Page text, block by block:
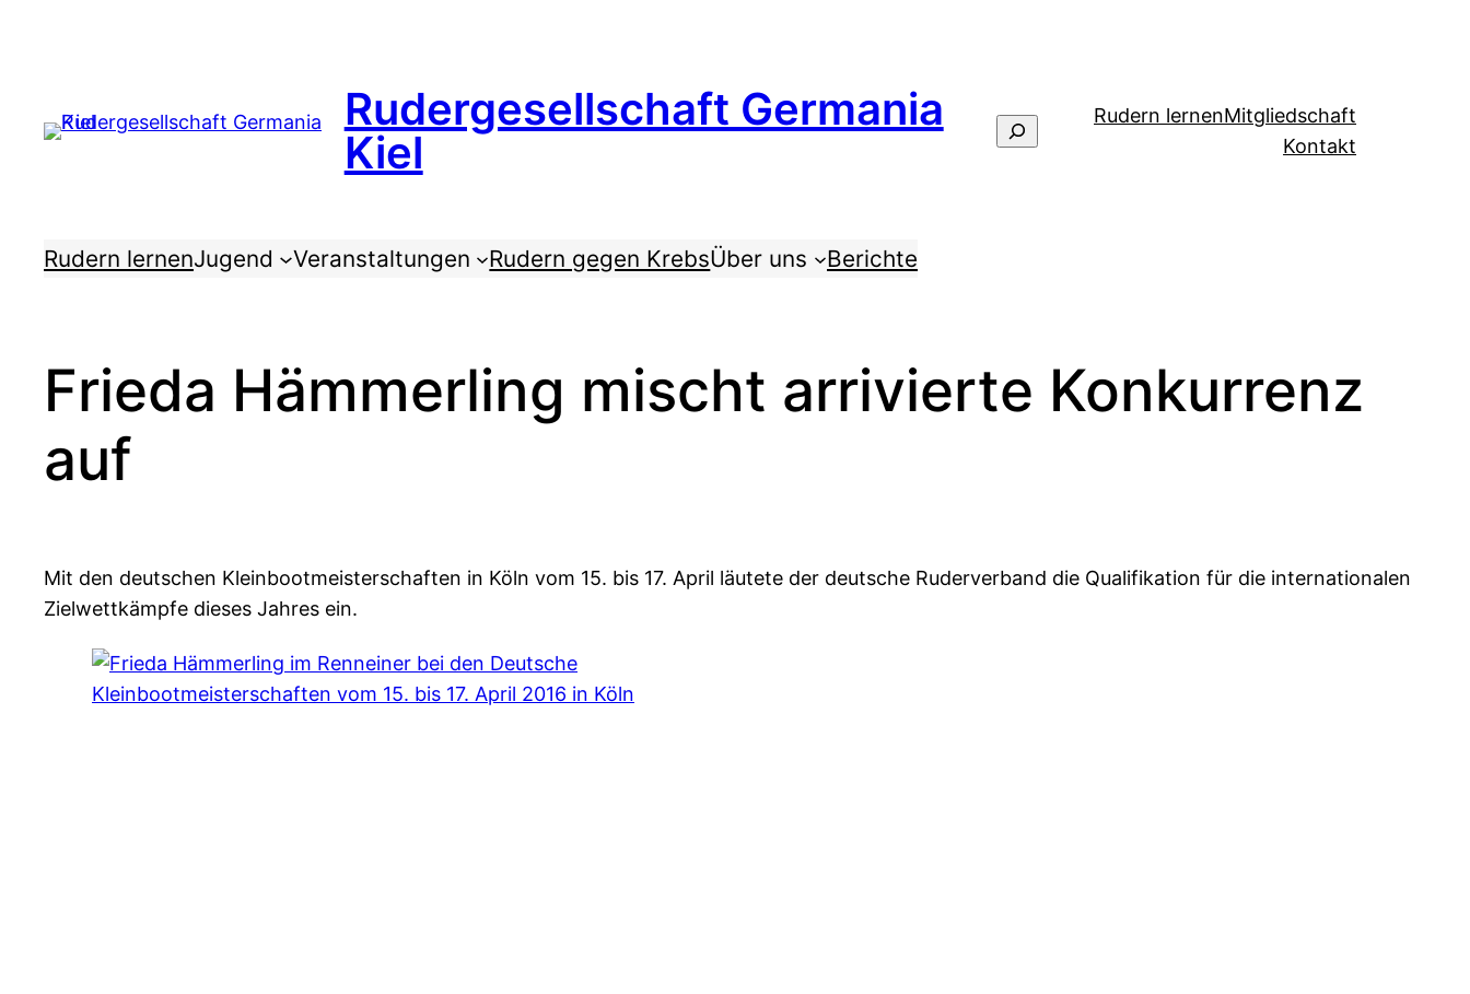
Rudergesellschaft Germania
Kiel
Suchen
Rudern lernenMitgliedschaft
Kontakt
Rudern lernenJugend Veranstaltungen Rudern gegen KrebsÜber uns Berichte
Frieda Hämmerling mischt arrivierte Konkurrenz
auf
Mit den deutschen Kleinbootmeisterschaften in Köln vom 15. bis 17. April läutete der deutsche Ruderverband die Qualifikation für die internationalen
Zielwettkämpfe dieses Jahres ein.